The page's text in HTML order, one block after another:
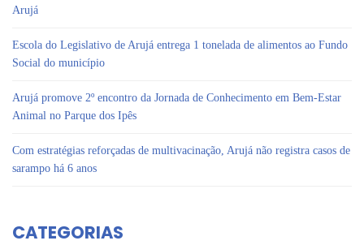
Arujá
Escola do Legislativo de Arujá entrega 1 tonelada de alimentos ao Fundo
Social do município
Arujá promove 2º encontro da Jornada de Conhecimento em Bem-Estar
Animal no Parque dos Ipês
Com estratégias reforçadas de multivacinação, Arujá não registra casos de
sarampo há 6 anos
CATEGORIAS